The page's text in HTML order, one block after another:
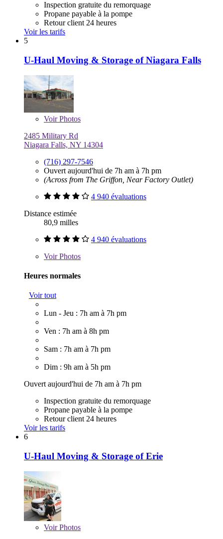
Inspection gratuite du remorquage
Propane payable à la pompe
Retour client 24 heures
Voir les tarifs
5
U-Haul Moving & Storage of Niagara Falls
VoirPhotos
2485 Military Rd
Niagara Falls, NY 14304
(716) 297-7546
Ouvert aujourd'hui de 7h am à 7h pm
(Across from The Griffon, Near Factory Outlet)
4 940 évaluations
Distance estimée
80,9 milles
4 940 évaluations
VoirPhotos
Heures normales
Voir tout
Lun - Jeu : 7h am à 7h pm
Ven : 7h am à 8h pm
Sam : 7h am à 7h pm
Dim : 9h am à 5h pm
Ouvert aujourd'hui de 7h am à 7h pm
Inspection gratuite du remorquage
Propane payable à la pompe
Retour client 24 heures
Voir les tarifs
6
U-Haul Moving & Storage of Erie
VoirPhotos